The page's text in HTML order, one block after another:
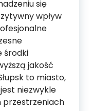
się
wpływ
środki
jakość
to miasto,
niezwykle
przestrzeniach